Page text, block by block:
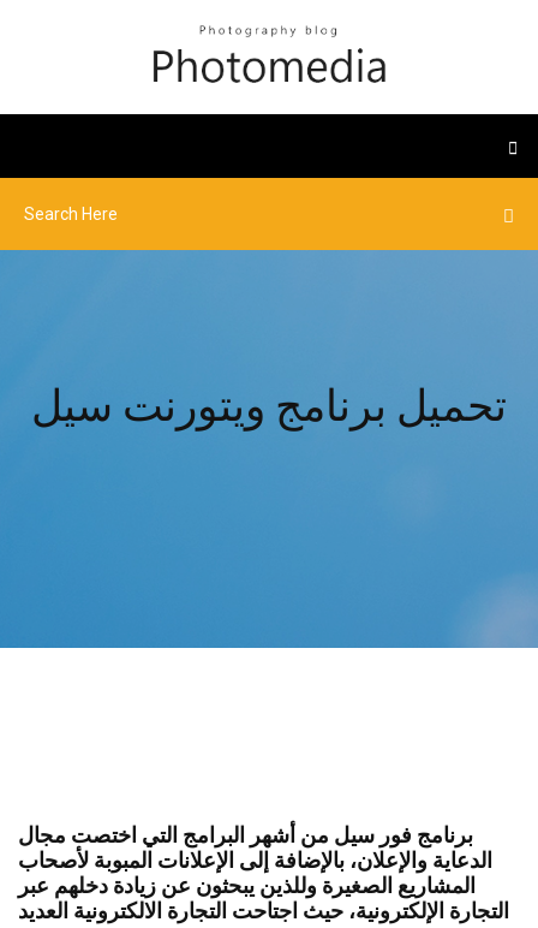
تحميل برنامج ويتورنت سيل
برنامج فور سيل من أشهر البرامج التي اختصت مجال
الدعاية والإعلان، بالإضافة إلى الإعلانات المبوبة لأصحاب
المشاريع الصغيرة وللذين يبحثون عن زيادة دخلهم عبر
التجارة الإلكترونية، حيث اجتاحت التجارة الالكترونية العديد